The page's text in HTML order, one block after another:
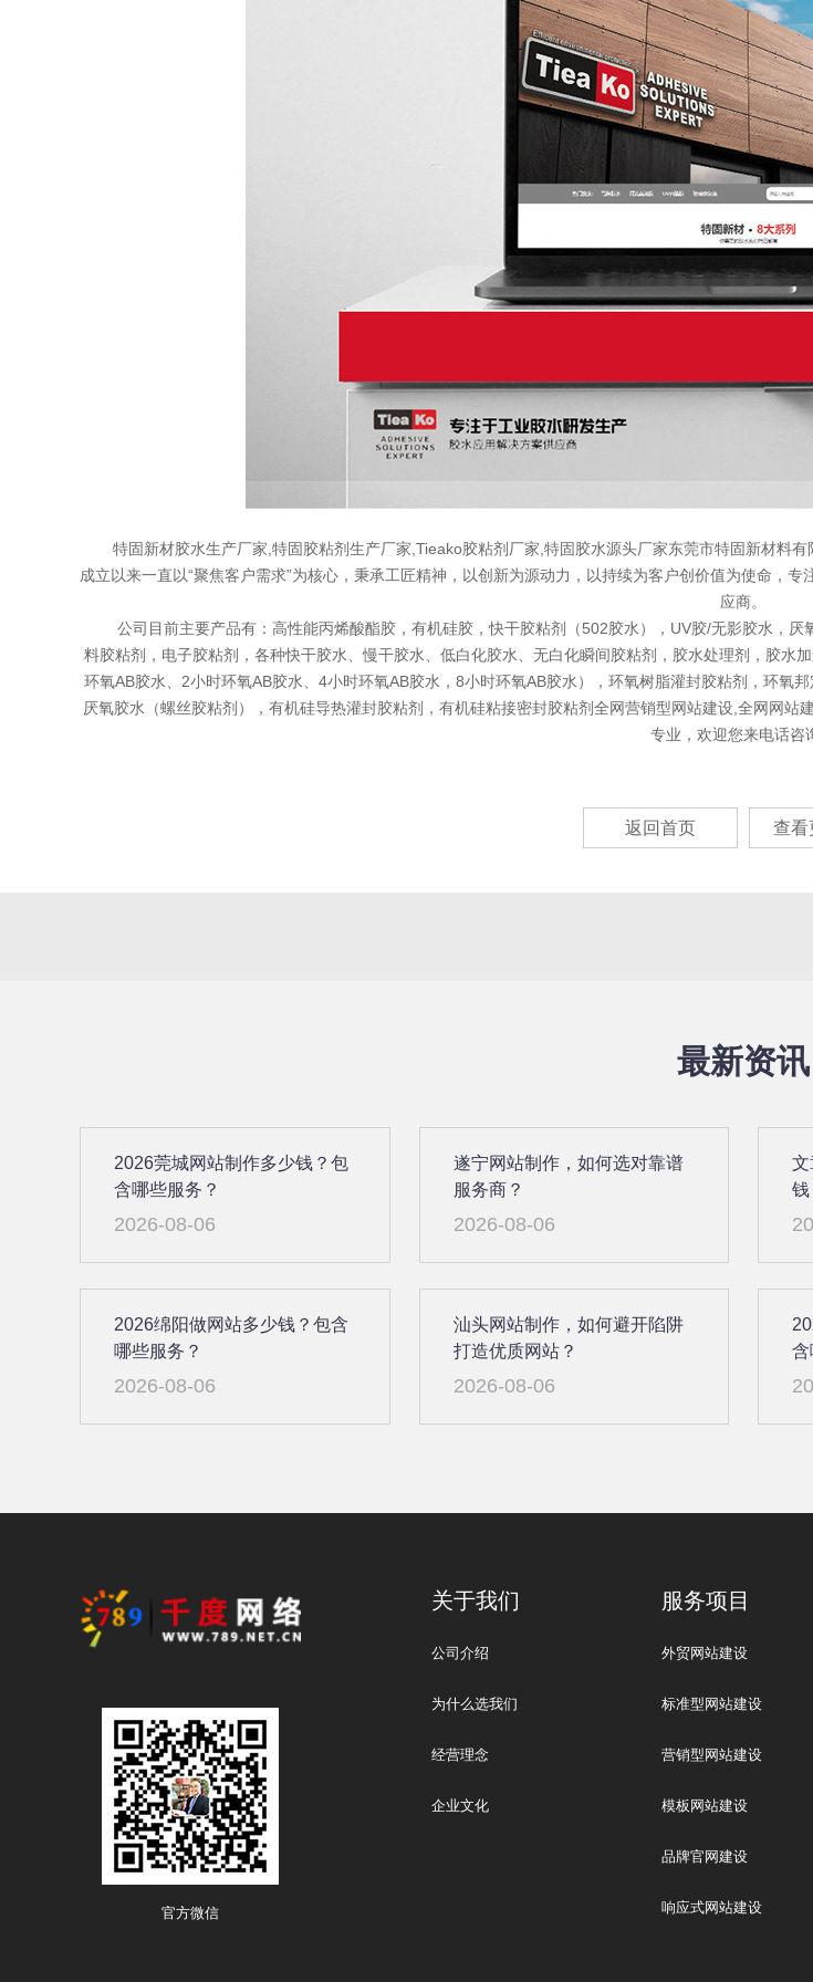
特固新材胶水生产厂家,特固胶粘剂生产厂家,Tieako胶粘剂厂家,特固胶水源头厂家东莞市特固新材料
成立以来一直以“聚焦客户需求”为核心，秉承工匠精神，以创新为源动力，以持续为客户创价值为使命，
应商。
公司目前主要产品有：高性能丙烯酸酯胶，有机硅胶，快干胶粘剂（502胶水），UV胶/无影胶水，厌
料胶粘剂，电子胶粘剂，各种快干胶水、慢干胶水、低白化胶水、无白化瞬间胶粘剂，胶水处理剂，胶
环氧AB胶水、2小时环氧AB胶水、4小时环氧AB胶水，8小时环氧AB胶水），环氧树脂灌封胶粘剂，环氧
厌氧胶水（螺丝胶粘剂），有机硅导热灌封胶粘剂，有机硅粘接密封胶粘剂全网营销型网站建设,全网网
专业，欢迎您来电话咨
返回首页 查看
最新资讯
2026莞城网站制作多少钱？包
含哪些服务？
2026-08-06
遂宁网站制作，如何选对靠谱
服务商？
2026-08-06
文
钱
2026绵阳做网站多少钱？包含
哪些服务？
2026-08-06
汕头网站制作，如何避开陷阱
打造优质网站？
2026-08-06
含
官方微信
关于我们
公司介绍
为什么选我们
经营理念
企业文化
服务项目
外贸网站建设
标准型网站建设
营销型网站建设
模板网站建设
品牌官网建设
响应式网站建设